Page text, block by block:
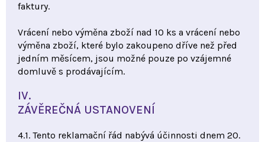
faktury.
Vrácení nebo výměna zboží nad 10 ks a vrácení nebo
výměna zboží, které bylo zakoupeno dříve než před
jedním měsícem, jsou možné pouze po vzájemné
domluvě s prodávajícím.
IV.
ZÁVĚREČNÁ USTANOVENÍ
4.1. Tento reklamační řád nabývá účinnosti dnem 20.